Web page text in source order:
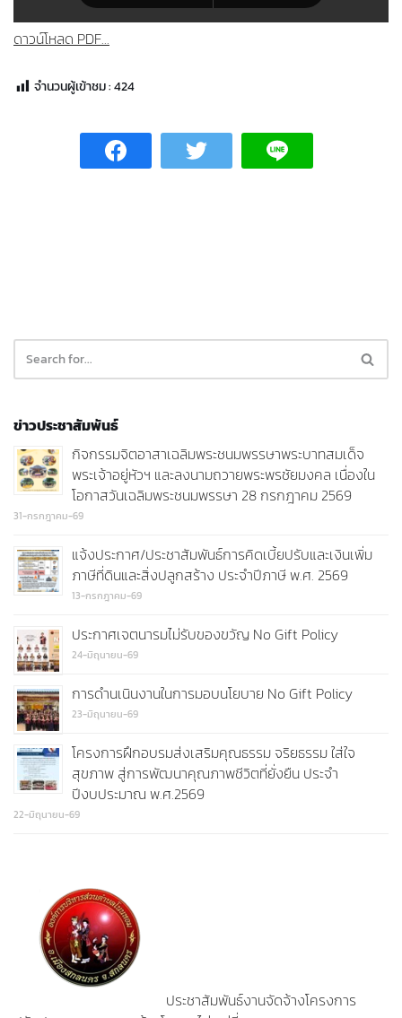
ดาวน์โหลด PDF...
จำนวนผู้เข้าชม :424
ข่าวประชาสัมพันธ์
กิจกรรมจิตอาสาเฉลิมพระชนมพรรษาพระบาทสมเด็จ
พระเจ้าอยู่หัวฯ และลงนามถวายพระพรชัยมงคล เนื่องใน
โอกาสวันเฉลิมพระชนมพรรษา 28 กรกฎาคม 2569
31-กรกฎาคม-69
แจ้งประกาศ/ประชาสัมพันธ์การคิดเบี้ยปรับและเงินเพิ่ม
ภาษีที่ดินและสิ่งปลูกสร้าง ประจำปีภาษี พ.ศ. 2569
13-กรกฎาคม-69
ประกาศเจตนารมไม่รับของขวัญ No Gift Policy
24-มิถุนายน-69
การดำนเนินงานในการมอบนโยบาย No Gift Policy
23-มิถุนายน-69
โครงการฝึกอบรมส่งเสริมคุณธรรม จริยธรรม ใส่ใจ
สุขภาพ สู่การพัฒนาคุณภาพชีวิตที่ยั่งยืน ประจำ
ปีงบประมาณ พ.ศ.2569
22-มิถุนายน-69
ประชาสัมพันธ์งานจัดจ้างโครงการ